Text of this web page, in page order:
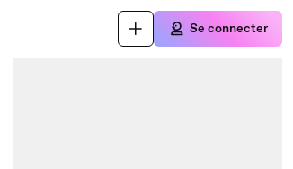
Se connecter